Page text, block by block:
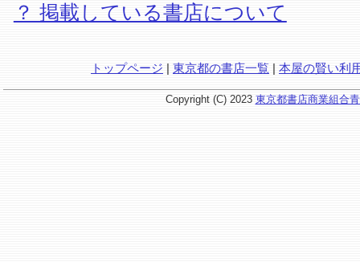
？ 掲載している書店について
トップページ | 東京都の書店一覧 | 本屋の賢い利
Copyright (C) 2023 東京都書店商業組合